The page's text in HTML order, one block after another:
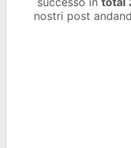
nostri post